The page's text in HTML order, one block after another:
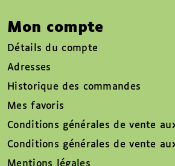
Mon compte
Détails du compte
Adresses
Historique des commandes
Mes favoris
Conditions générales de vente
Conditions générales de vente